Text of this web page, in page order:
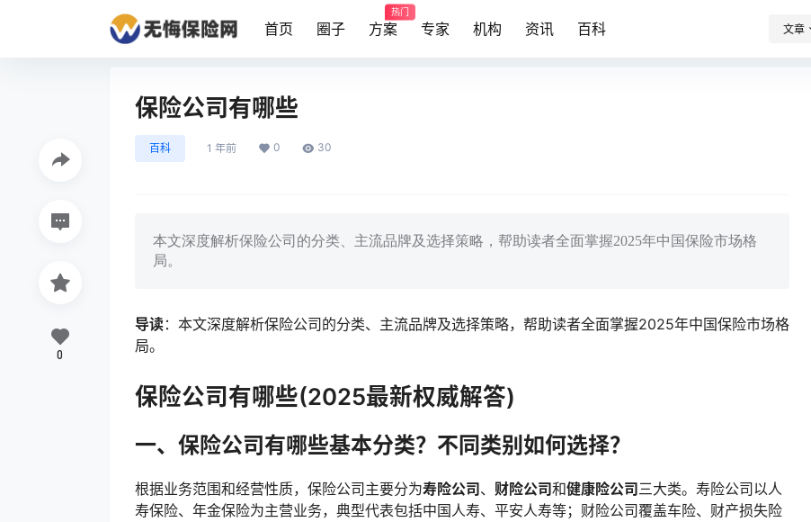
首页 圈子 方案
热门
专家 机构 资讯 百科 文章
保险公司有哪些
百科 1 年前 0 30
本文深度解析保险公司的分类、主流品牌及选择策略，帮助读者全面掌握2025年中国保险市场格
局。
导读：本文深度解析保险公司的分类、主流品牌及选择策略，帮助读者全面掌握2025年中国保险市场格
局。
保险公司有哪些(2025最新权威解答)
一、保险公司有哪些基本分类？不同类别如何选择？
根据业务范围和经营性质，保险公司主要分为寿险公司、 财险公司和健康险公司三大类。寿险公司以人
寿保险、年金保险为主营业务，典型代表包括中国人寿、平安人寿等；财险公司覆盖车险、财产损失险
0